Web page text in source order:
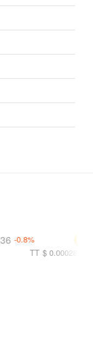
-0.8%
$ 0.00028 -11.0%